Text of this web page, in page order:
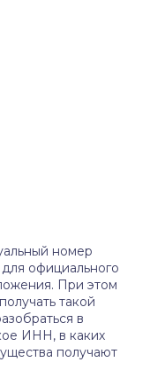
номер
официального
При этом
такой
в
ИНН, в каких
получают